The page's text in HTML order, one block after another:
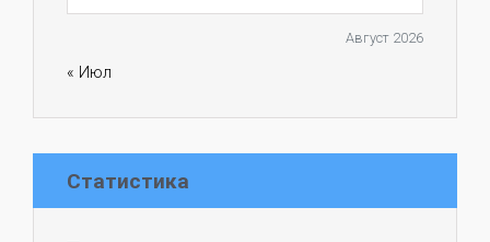
Август 2026
« Июл
Статистика